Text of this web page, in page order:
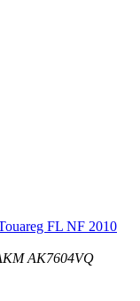
FL NF 2010
AK7604VQ